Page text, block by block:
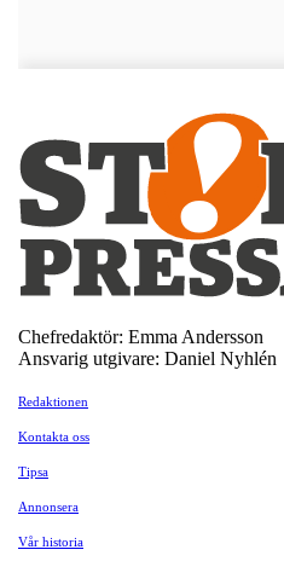
Chefredaktör: Emma Andersson
Ansvarig utgivare: Daniel Nyhlén
Redaktionen
Kontakta oss
Tipsa
Annonsera
Vår historia